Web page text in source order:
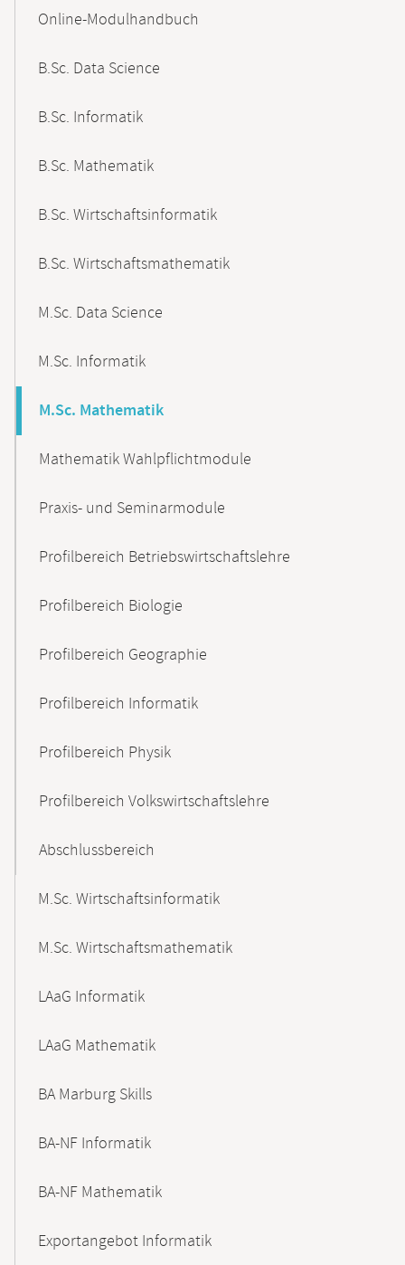
NavigationOnline-Modulhandbuch
B.Sc. Data Science
B.Sc. Informatik
B.Sc. Mathematik
B.Sc. Wirtschaftsinformatik
B.Sc. Wirtschaftsmathematik
M.Sc. Data Science
M.Sc. Informatik
M.Sc. Mathematik
Mathematik Wahlpflichtmodule
Praxis- und Seminarmodule
Profilbereich Betriebswirtschaftslehre
Profilbereich Biologie
Profilbereich Geographie
Profilbereich Informatik
Profilbereich Physik
Profilbereich Volkswirtschaftslehre
Abschlussbereich
M.Sc. Wirtschaftsinformatik
M.Sc. Wirtschaftsmathematik
LAaG Informatik
LAaG Mathematik
BA Marburg Skills
BA-NF Informatik
BA-NF Mathematik
Exportangebot Informatik